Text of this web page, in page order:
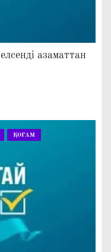
азаматтан
ҚОҒАМ